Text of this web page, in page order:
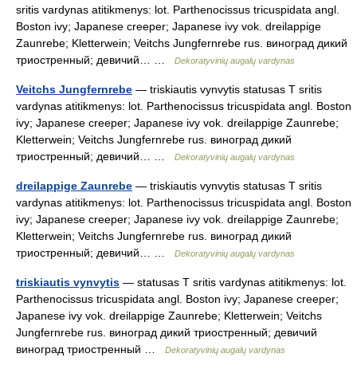
sritis vardynas atitikmenys: lot. Parthenocissus tricuspidata angl.
Boston ivy; Japanese creeper; Japanese ivy vok. dreilappige
Zaunrebe; Kletterwein; Veitchs Jungfernrebe rus. виноград дикий
триостренный; девичий… …
Dekoratyvinių augalų vardynas
Veitchs Jungfernrebe — triskiautis vynvytis statusas T sritis
vardynas atitikmenys: lot. Parthenocissus tricuspidata angl. Boston
ivy; Japanese creeper; Japanese ivy vok. dreilappige Zaunrebe;
Kletterwein; Veitchs Jungfernrebe rus. виноград дикий
триостренный; девичий… …
Dekoratyvinių augalų vardynas
dreilappige Zaunrebe — triskiautis vynvytis statusas T sritis
vardynas atitikmenys: lot. Parthenocissus tricuspidata angl. Boston
ivy; Japanese creeper; Japanese ivy vok. dreilappige Zaunrebe;
Kletterwein; Veitchs Jungfernrebe rus. виноград дикий
триостренный; девичий… …
Dekoratyvinių augalų vardynas
triskiautis vynvytis — statusas T sritis vardynas atitikmenys: lot.
Parthenocissus tricuspidata angl. Boston ivy; Japanese creeper;
Japanese ivy vok. dreilappige Zaunrebe; Kletterwein; Veitchs
Jungfernrebe rus. виноград дикий триостренный; девичий
виноград триостренный …
Dekoratyvinių augalų vardynas